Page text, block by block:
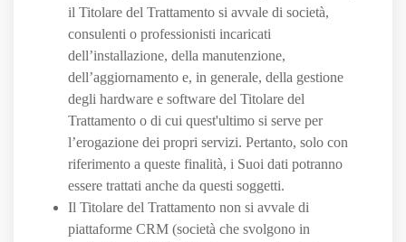
il Titolare del Trattamento si avvale di società,
consulenti o professionisti incaricati
dell’installazione, della manutenzione,
dell’aggiornamento e, in generale, della gestione
degli hardware e software del Titolare del
Trattamento o di cui quest'ultimo si serve per
l’erogazione dei propri servizi. Pertanto, solo con
riferimento a queste finalità, i Suoi dati potranno
essere trattati anche da questi soggetti.
Il Titolare del Trattamento non si avvale di
piattaforme CRM (società che svolgono in